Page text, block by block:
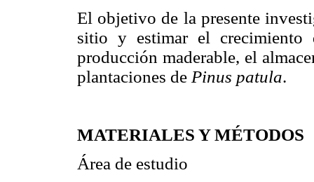
El objetivo de la presente
sitio y estimar el crecimiento
producción maderable, el
plantaciones de Pinus patula.
MATERIALES Y MÉTODOS
Área de estudio